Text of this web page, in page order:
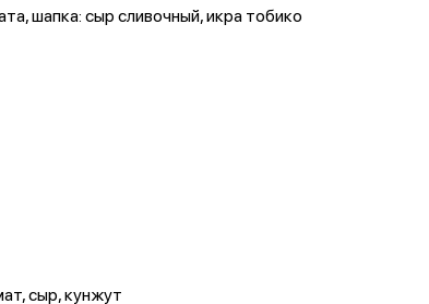
шапка: сыр сливочный, икра тобико
сыр, кунжут